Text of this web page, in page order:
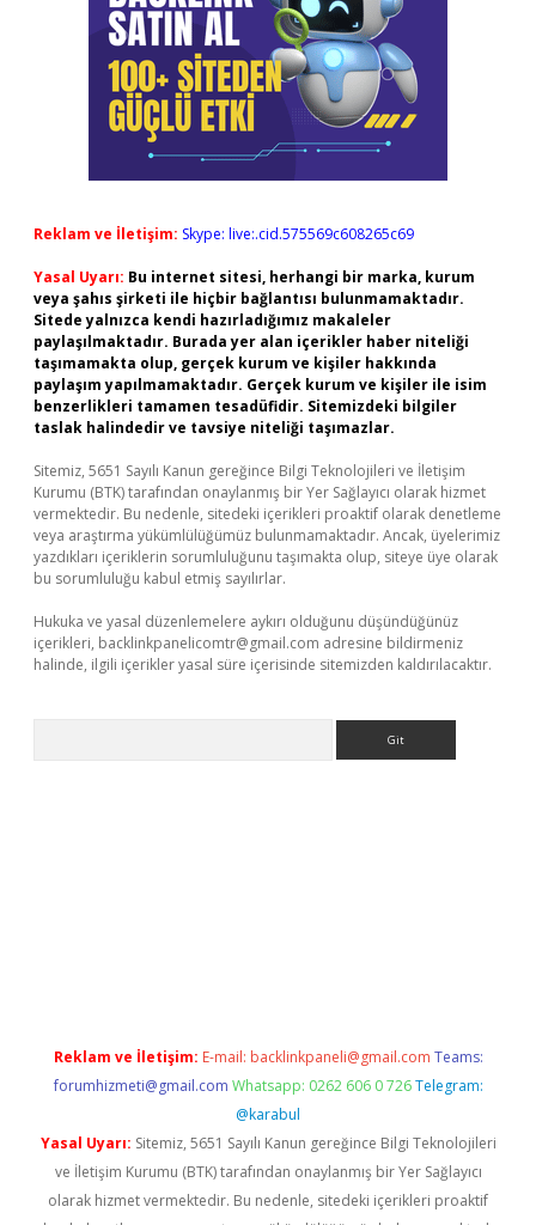
Reklam ve İletişim: Skype: live:.cid.575569c608265c69
Yasal Uyarı: Bu internet sitesi, herhangi bir marka, kurum
veya şahıs şirketi ile hiçbir bağlantısı bulunmamaktadır.
Sitede yalnızca kendi hazırladığımız makaleler
paylaşılmaktadır. Burada yer alan içerikler haber niteliği
taşımamakta olup, gerçek kurum ve kişiler hakkında
paylaşım yapılmamaktadır. Gerçek kurum ve kişiler ile isim
benzerlikleri tamamen tesadüfidir. Sitemizdeki bilgiler
taslak halindedir ve tavsiye niteliği taşımazlar.
Sitemiz, 5651 Sayılı Kanun gereğince Bilgi Teknolojileri ve İletişim
Kurumu (BTK) tarafından onaylanmış bir Yer Sağlayıcı olarak hizmet
vermektedir. Bu nedenle, sitedeki içerikleri proaktif olarak denetleme
veya araştırma yükümlülüğümüz bulunmamaktadır. Ancak, üyelerimiz
yazdıkları içeriklerin sorumluluğunu taşımakta olup, siteye üye olarak
bu sorumluluğu kabul etmiş sayılırlar.
Hukuka ve yasal düzenlemelere aykırı olduğunu düşündüğünüz
içerikleri, backlinkpanelicomtr@gmail.com adresine bildirmeniz
halinde, ilgili içerikler yasal süre içerisinde sitemizden kaldırılacaktır.
Reklam ve İletişim: E-mail: backlinkpaneli@gmail.com Teams:
forumhizmeti@gmail.com Whatsapp: 0262 606 0 726 Telegram:
@karabul
Yasal Uyarı: Sitemiz, 5651 Sayılı Kanun gereğince Bilgi Teknolojileri
ve İletişim Kurumu (BTK) tarafından onaylanmış bir Yer Sağlayıcı
olarak hizmet vermektedir. Bu nedenle, sitedeki içerikleri proaktif